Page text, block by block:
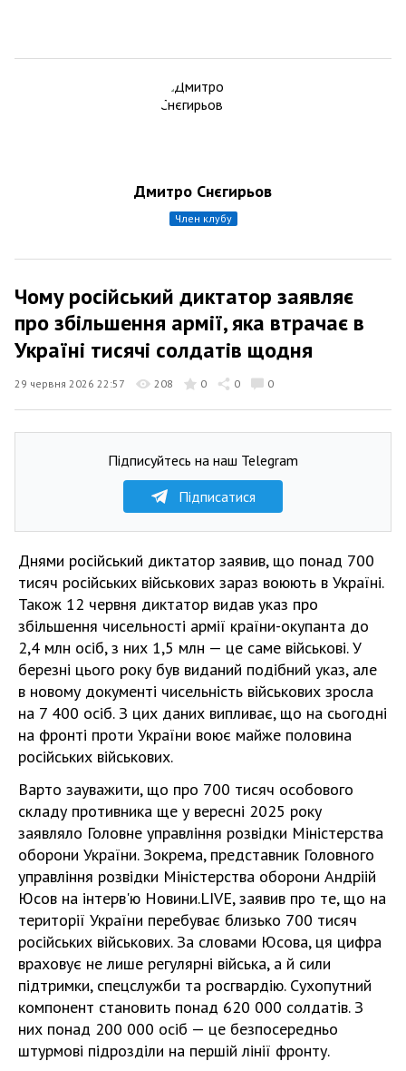
Дмитро Снєгирьов
член клубу
Чому російський диктатор заявляє
про збільшення армії, яка втрачає в
Україні тисячі солдатів щодня
29 червня 2026 22:57 208 0 0 0
Підписуйтесь на наш Telegram
Підписатися
Днями російський диктатор заявив, що понад 700
тисяч російських військових зараз воюють в Україні.
Також 12 червня диктатор видав указ про
збільшення чисельності армії країни-окупанта до
2,4 млн осіб, з них 1,5 млн — це саме військові. У
березні цього року був виданий подібний указ, але
в новому документі чисельність військових зросла
на 7 400 осіб. З цих даних випливає, що на сьогодні
на фронті проти України воює майже половина
російських військових.
Варто зауважити, що про 700 тисяч особового
складу противника ще у вересні 2025 року
заявляло Головне управління розвідки Міністерства
оборони України. Зокрема, представник Головного
управління розвідки Міністерства оборони Андріій
Юсов на інтерв'ю Новини.LIVE, заявив про те, що на
території України перебуває близько 700 тисяч
російських військових. За словами Юсова, ця цифра
враховує не лише регулярні війська, а й сили
підтримки, спецслужби та росгвардію. Сухопутний
компонент становить понад 620 000 солдатів. З
них понад 200 000 осіб — це безпосередньо
штурмові підрозділи на першій лінії фронту.